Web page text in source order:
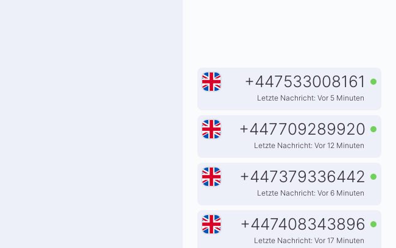
+447533008161
Letzte Nachricht: Vor 5 Minuten
+447709289920
Letzte Nachricht: Vor 12 Minuten
+447379336442
Letzte Nachricht: Vor 6 Minuten
+447408343896
Letzte Nachricht: Vor 17 Minuten